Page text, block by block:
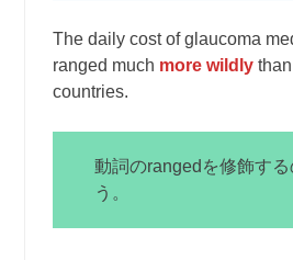
The daily cost of glaucoma
ranged much more wildly
countries.
動詞のrangedを修飾す
う。